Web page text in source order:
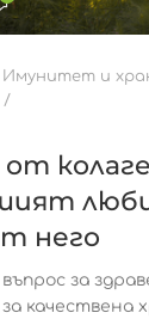
Имунитет и
него
за
качествена